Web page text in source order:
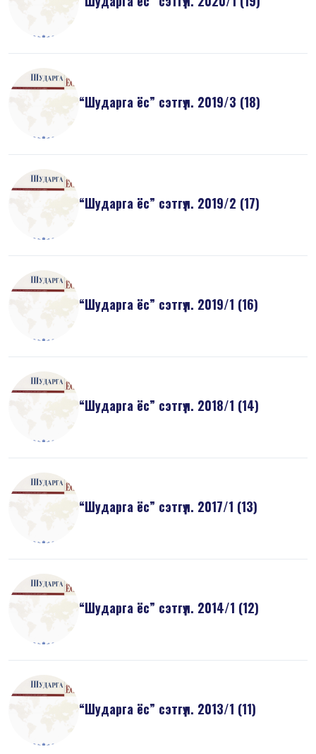
“Шударга ёс” сэтгүүл. 2019/3 (18)
“Шударга ёс” сэтгүүл. 2019/2 (17)
“Шударга ёс” сэтгүүл. 2019/1 (16)
“Шударга ёс” сэтгүүл. 2018/1 (14)
“Шударга ёс” сэтгүүл. 2017/1 (13)
“Шударга ёс” сэтгүүл. 2014/1 (12)
“Шударга ёс” сэтгүүл. 2013/1 (11)